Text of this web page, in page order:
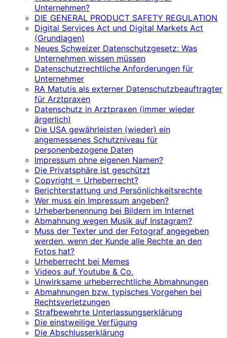
Unternehmen?
DIE GENERAL PRODUCT SAFETY REGULATION
Digital Services Act und Digital Markets Act
(Grundlagen)
Neues Schweizer Datenschutzgesetz: Was
Unternehmen wissen müssen
Datenschutzrechtliche Anforderungen für
Unternehmer
RA Matutis als externer Datenschutzbeauftragter
für Arztpraxen
Datenschutz in Arztpraxen (immer wieder
ärgerlich)
Die USA gewährleisten (wieder) ein
angemessenes Schutzniveau für
personenbezogene Daten
Impressum ohne eigenen Namen?
Die Privatsphäre ist geschützt
Copyright = Urheberrecht?
Berichterstattung und Persönlichkeitsrechte
Wer muss ein Impressum angeben?
Urheberbenennung bei Bildern im Internet
Abmahnung wegen Musik auf Instagram?
Muss der Texter und der Fotograf angegeben
werden, wenn der Kunde alle Rechte an den
Fotos hat?
Urheberrecht bei Memes
Videos auf Youtube & Co.
Unwirksame urheberrechtliche Abmahnungen
Abmahnungen bzw. typisches Vorgehen bei
Rechtsverletzungen
Strafbewehrte Unterlassungserklärung
Die einstweilige Verfügung
Die Abschlusserklärung